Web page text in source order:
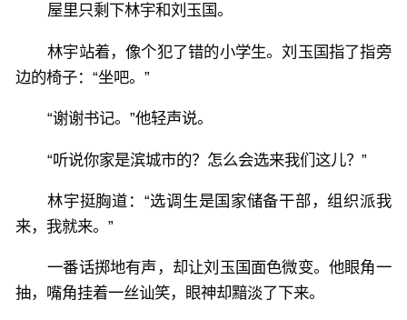
屋里只剩下林宇和刘玉国。
林宇站着，像个犯了错的小学生。刘玉国指了指旁
边的椅子：“坐吧。”
“谢谢书记。”他轻声说。
“听说你家是滨城市的？怎么会选来我们这儿？”
林宇挺胸道：“选调生是国家储备干部，组织派我
来，我就来。”
一番话掷地有声，却让刘玉国面色微变。他眼角一
抽，嘴角挂着一丝讪笑，眼神却黯淡了下来。